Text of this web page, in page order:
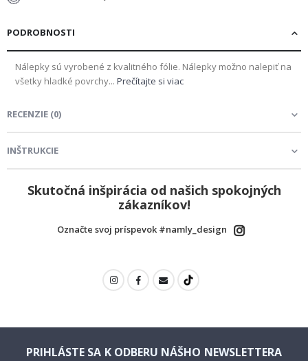
PODROBNOSTI
Nálepky sú vyrobené z kvalitného fólie. Nálepky možno nalepiť na
všetky hladké povrchy... Prečítajte si viac
RECENZIE (0)
INŠTRUKCIE
Skutočná inšpirácia od našich spokojných
zákazníkov!
Označte svoj príspevok #namly_design
PRIHLÁSTE SA K ODBERU NÁŠHO NEWSLETTERA